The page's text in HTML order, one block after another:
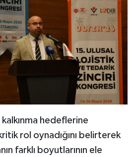
hedeflerine
rol oynadığını belirterek
farklı boyutlarının ele